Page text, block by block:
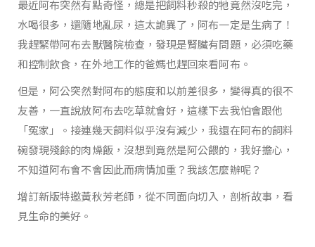
最近阿布突然有點奇怪，總是把飼料秒殺的牠竟然沒吃完，
水喝很多，還隨地亂尿，這太詭異了，阿布一定是生病了！
我趕緊帶阿布去獸醫院檢查，發現是腎臟有問題，必須吃藥
和控制飲食，在外地工作的爸媽也趕回來看阿布。
但是，阿公突然對阿布的態度和以前差很多，變得真的很不
友善，一直說放阿布去吃草就會好，這樣下去我怕會跟他
「冤家」。接連幾天飼料似乎沒有減少，我還在阿布的飼料
碗發現殘餘的肉燥飯，沒想到竟然是阿公餵的，我好擔心，
不知道阿布會不會因此而病情加重？我該怎麼辦呢？
增訂新版特邀黃秋芳老師，從不同面向切入，剖析故事，看
見生命的美好。